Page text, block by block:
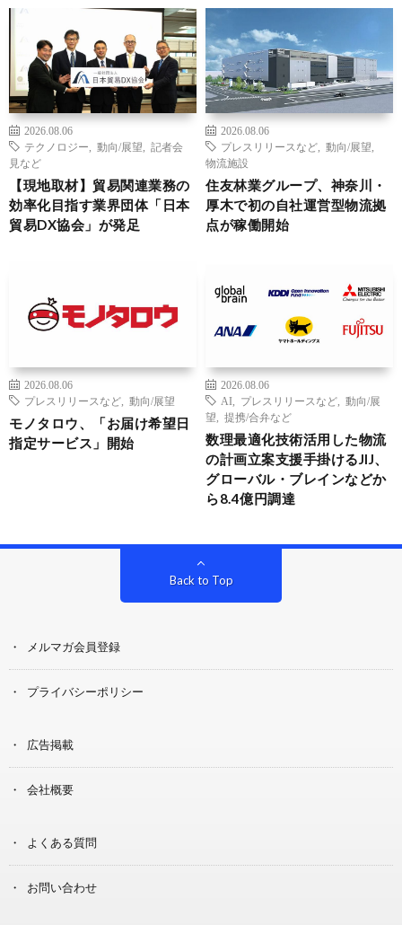
2026.08.06
テクノロジー
動向/展望
記者会
見など
【現地取材】貿易関連業務の
効率化目指す業界団体「日本
貿易DX協会」が発足
2026.08.06
プレスリリースなど
動向/展望
物流施設
住友林業グループ、神奈川・
厚木で初の自社運営型物流拠
点が稼働開始
2026.08.06
プレスリリースなど
動向/展望
モノタロウ、「お届け希望日
指定サービス」開始
2026.08.06
AI
プレスリリースなど
動向/展
望
提携/合弁など
数理最適化技術活用した物流
の計画立案支援手掛けるJIJ、
グローバル・ブレインなどか
ら8.4億円調達
Back to Top
メルマガ会員登録
プライバシーポリシー
広告掲載
会社概要
よくある質問
お問い合わせ